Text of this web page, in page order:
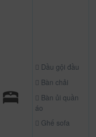
Dầu gội đầu
Bàn chải
Bàn ủi quần
áo
Ghế sofa